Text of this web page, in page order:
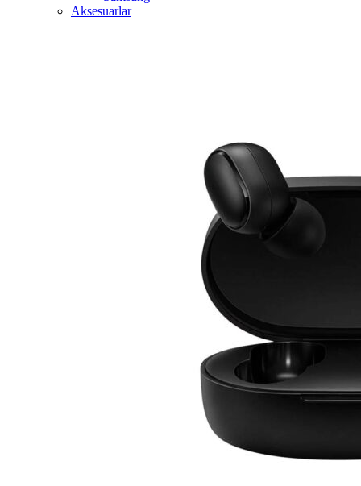
Aksesuarlar